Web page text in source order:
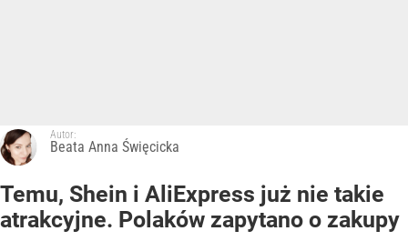
Autor:
Beata Anna Święcicka
Temu, Shein i AliExpress już nie takie
atrakcyjne. Polaków zapytano o zakupy